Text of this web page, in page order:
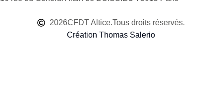
2026CFDT Altice.Tous droits réservés.
Création Thomas Salerio